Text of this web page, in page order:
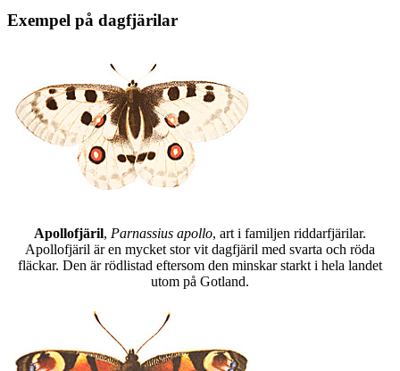
Exempel på dagfjärilar
Apollofjäril, Parnassius apollo, art i familjen riddarfjärilar.
Apollofjäril är en mycket stor vit dagfjäril med svarta och röda
fläckar. Den är rödlistad eftersom den minskar starkt i hela landet
utom på Gotland.